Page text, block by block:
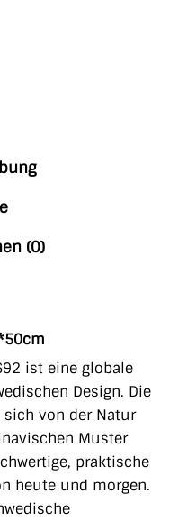
(0)
ist eine globale
Design. Die
sich von der Natur
Muster
praktische
heute und morgen.